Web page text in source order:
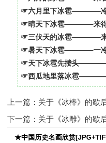
☞六月里下冰雹————冷
☞晴天下冰雹————来
☞三伏天的冰雹————
☞暑天下冰雹————一冷
☞天下冰雹先搂头————
☞西瓜地里落冰雹
上一篇： 关于《冰棒》的歇
下一篇： 关于《冰雕》的歇
★中国历史名画欣赏